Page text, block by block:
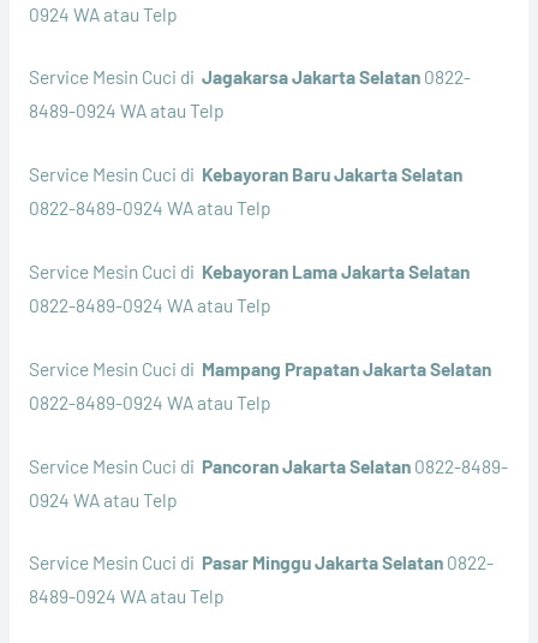
0924 WA atau Telp
Service Mesin Cuci di Jagakarsa Jakarta Selatan 0822-
8489-0924 WA atau Telp
Service Mesin Cuci di Kebayoran Baru Jakarta Selatan
0822-8489-0924 WA atau Telp
Service Mesin Cuci di Kebayoran Lama Jakarta Selatan
0822-8489-0924 WA atau Telp
Service Mesin Cuci di Mampang Prapatan Jakarta Selatan
0822-8489-0924 WA atau Telp
Service Mesin Cuci di Pancoran Jakarta Selatan 0822-8489-
0924 WA atau Telp
Service Mesin Cuci di Pasar Minggu Jakarta Selatan 0822-
8489-0924 WA atau Telp